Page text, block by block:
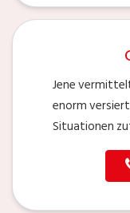
Jene
enorm
Situationen